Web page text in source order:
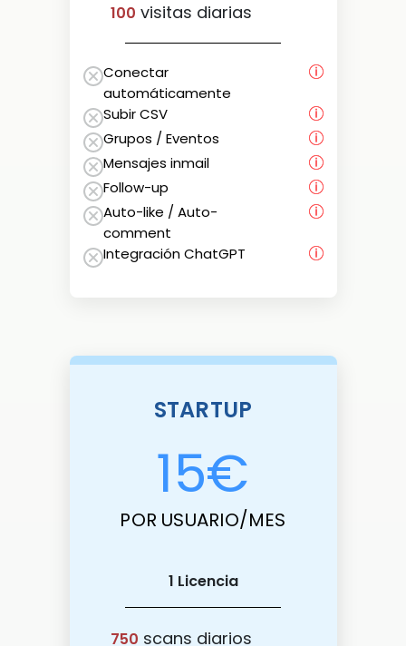
100 visitas diarias
Conectar
automáticamente
Subir CSV
Grupos / Eventos
Mensajes inmail
Follow-up
Auto-like / Auto-
comment
Integración ChatGPT
STARTUP
15€
POR USUARIO/MES
1 Licencia
750 scans diarios